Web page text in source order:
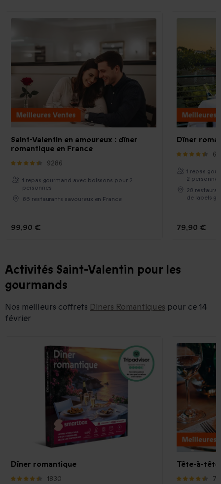
Saint-Valentin en amoureux : dîner
romantique en France
9286
1 repas gourmand avec boissons pour 2
personnes
86 restaurants savoureux en France
99,90 €
Dîner
611
1 repas
2 personnes
28
de labels
79,90 €
Activités Saint-Valentin pour les
gourmands
Nos meilleurs coffrets Diners Romantiques pour ce 14
février
Dîner romantique
1830
Tête-à-tête